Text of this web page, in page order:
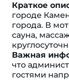
Краткое
городе
города. В
сауна,
Важная
что
гостями